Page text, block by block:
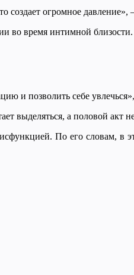
создает огромное
во время интимной близости.
и позволить себе
выделяться, а половой акт
По его словам, в